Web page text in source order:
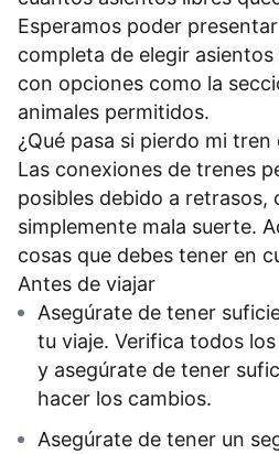
Esperamos poder
completa de elegir
con opciones como la
animales permitidos.
¿Qué pasa si pierdo mi
Las conexiones de trenes
posibles debido a retrasos,
simplemente mala suerte.
cosas que debes tener en
Antes de viajar
Asegúrate de tener
tu viaje. Verifica todos
y asegúrate de tener
hacer los cambios.
Asegúrate de tener un